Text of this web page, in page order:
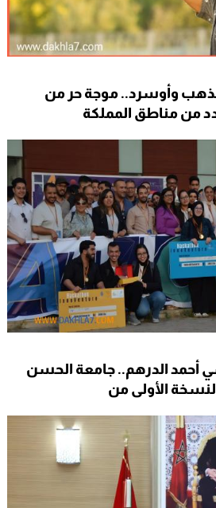
وأوسرد.. موجة حر من
من مناطق المملكة
الدرهم.. جامعة الحسن
الأولى من